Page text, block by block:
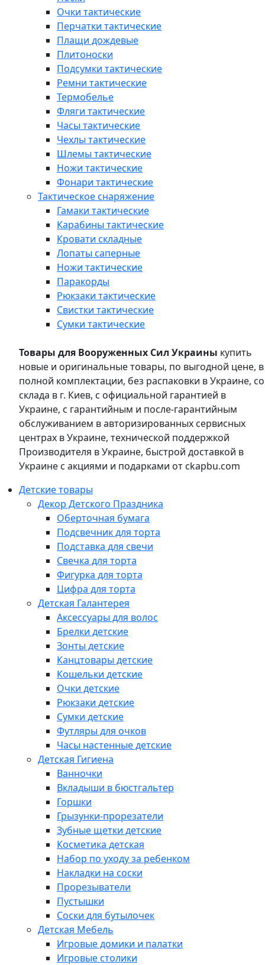
Очки тактические
Перчатки тактические
Плащи дождевые
Плитоноски
Подсумки тактические
Ремни тактические
Термобелье
Фляги тактические
Часы тактические
Чехлы тактические
Шлемы тактические
Ножи тактические
Фонари тактические
Тактическое снаряжение
Гамаки тактические
Карабины тактические
Кровати складные
Лопаты саперные
Ножи тактические
Паракорды
Рюкзаки тактические
Свистки тактические
Сумки тактические
Товары для Вооруженных Сил Украины купить
новые и оригинальные товары, по выгодной цене, в
полной комплектации, без распаковки в Украине, со
склада в г. Киев, с официальной гарантией в
Украине, с гарантийным и после-гарантийным
обслуживанием в авторизированных сервисных
центрах в Украине, технической поддержкой
Производителя в Украине, быстрой доставкой в
Украине с акциями и подарками от ckapbu.com
Детские товары
Декор Детского Праздника
Оберточная бумага
Подсвечник для торта
Подставка для свечи
Свечка для торта
Фигурка для торта
Цифра для торта
Детская Галантерея
Аксессуары для волос
Брелки детские
Зонты детские
Канцтовары детские
Кошельки детские
Очки детские
Рюкзаки детские
Сумки детские
Футляры для очков
Часы настенные детские
Детская Гигиена
Ванночки
Вкладыши в бюстгальтер
Горшки
Грызунки-прорезатели
Зубные щетки детские
Косметика детская
Набор по уходу за ребенком
Накладки на соски
Прорезыватели
Пустышки
Соски для бутылочек
Детская Мебель
Игровые домики и палатки
Игровые столики